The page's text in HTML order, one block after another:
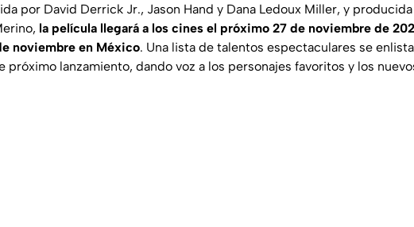
por David Derrick Jr., Jason Hand y Dana Ledoux Miller, y
la película llegará a los cines el próximo 27 de noviembre de
noviembre en México. Una lista de talentos espectaculares se
próximo lanzamiento, dando voz a los personajes favoritos y los